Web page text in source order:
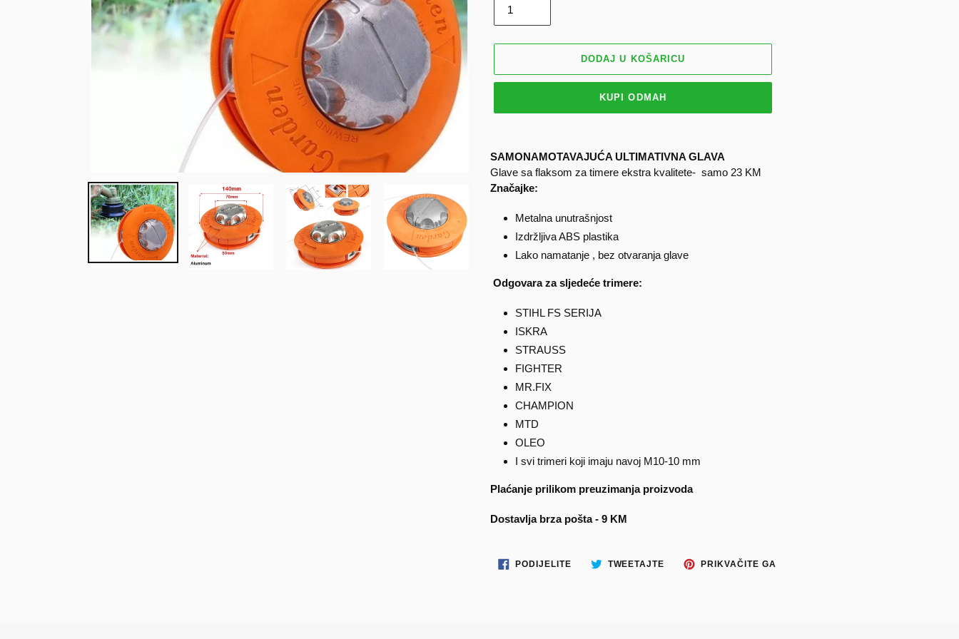
DODAJ U KOŠARICU
KUPI ODMAH
proizvoda
u
košaricu
SAMONAMOTAVAJUĆA ULTIMATIVNA GLAVA
Glave sa flaksom za timere ekstra kvalitete- samo 23 KM
Značajke:
Metalna unutrašnjost
Izdržljiva ABS plastika
Lako namatanje , bez otvaranja glave
Odgovara za sljedeće trimere:
STIHL FS SERIJA
ISKRA
STRAUSS
FIGHTER
MR.FIX
CHAMPION
MTD
OLEO
I svi trimeri koji imaju navoj M10-10 mm
Plaćanje prilikom preuzimanja proizvoda
Dostavlja brza pošta - 9 KM
PODIJELITEPODIJELITE
NA
TWEETAJTE TWEETAJTEPRIKVAČITE GA
NA